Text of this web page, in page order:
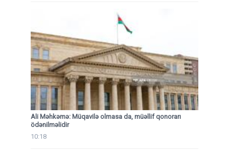
Ali Məhkəmə: Müqavilə olmasa da, müəllif qonorarı
ödənilməlidir
10:18